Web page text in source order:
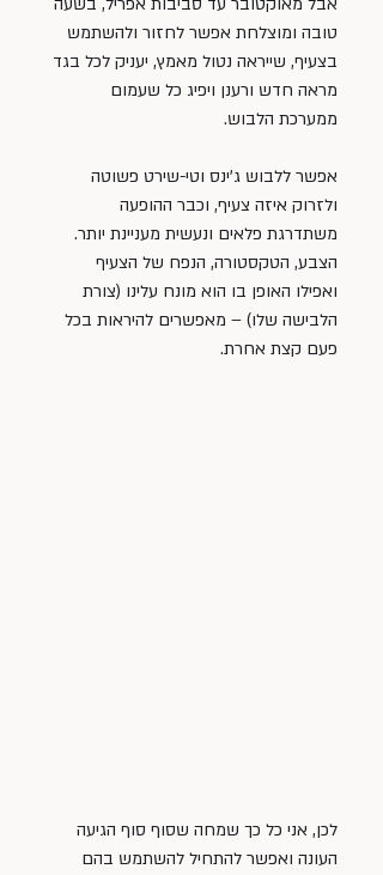
טובה ומוצלחת אפשר לחזור ולהשתמש
בצעיף, שייראה נטול מאמץ, יעניק לכל בגד
מראה חדש ורענן ויפיג כל שעמום
ממערכת הלבוש.
אפשר ללבוש ג’ינס וטי-שירט פשוטה
ולזרוק איזה צעיף, וכבר ההופעה
משתדרגת פלאים ונעשית מעניינת יותר.
הצבע, הטקסטורה, הנפח של הצעיף
ואפילו האופן בו הוא מונח עלינו (צורת
הלבישה שלו) – מאפשרים להיראות בכל
פעם קצת אחרת.
לכן, אני כל כך שמחה שסוף סוף הגיעה
העונה ואפשר להתחיל להשתמש בהם